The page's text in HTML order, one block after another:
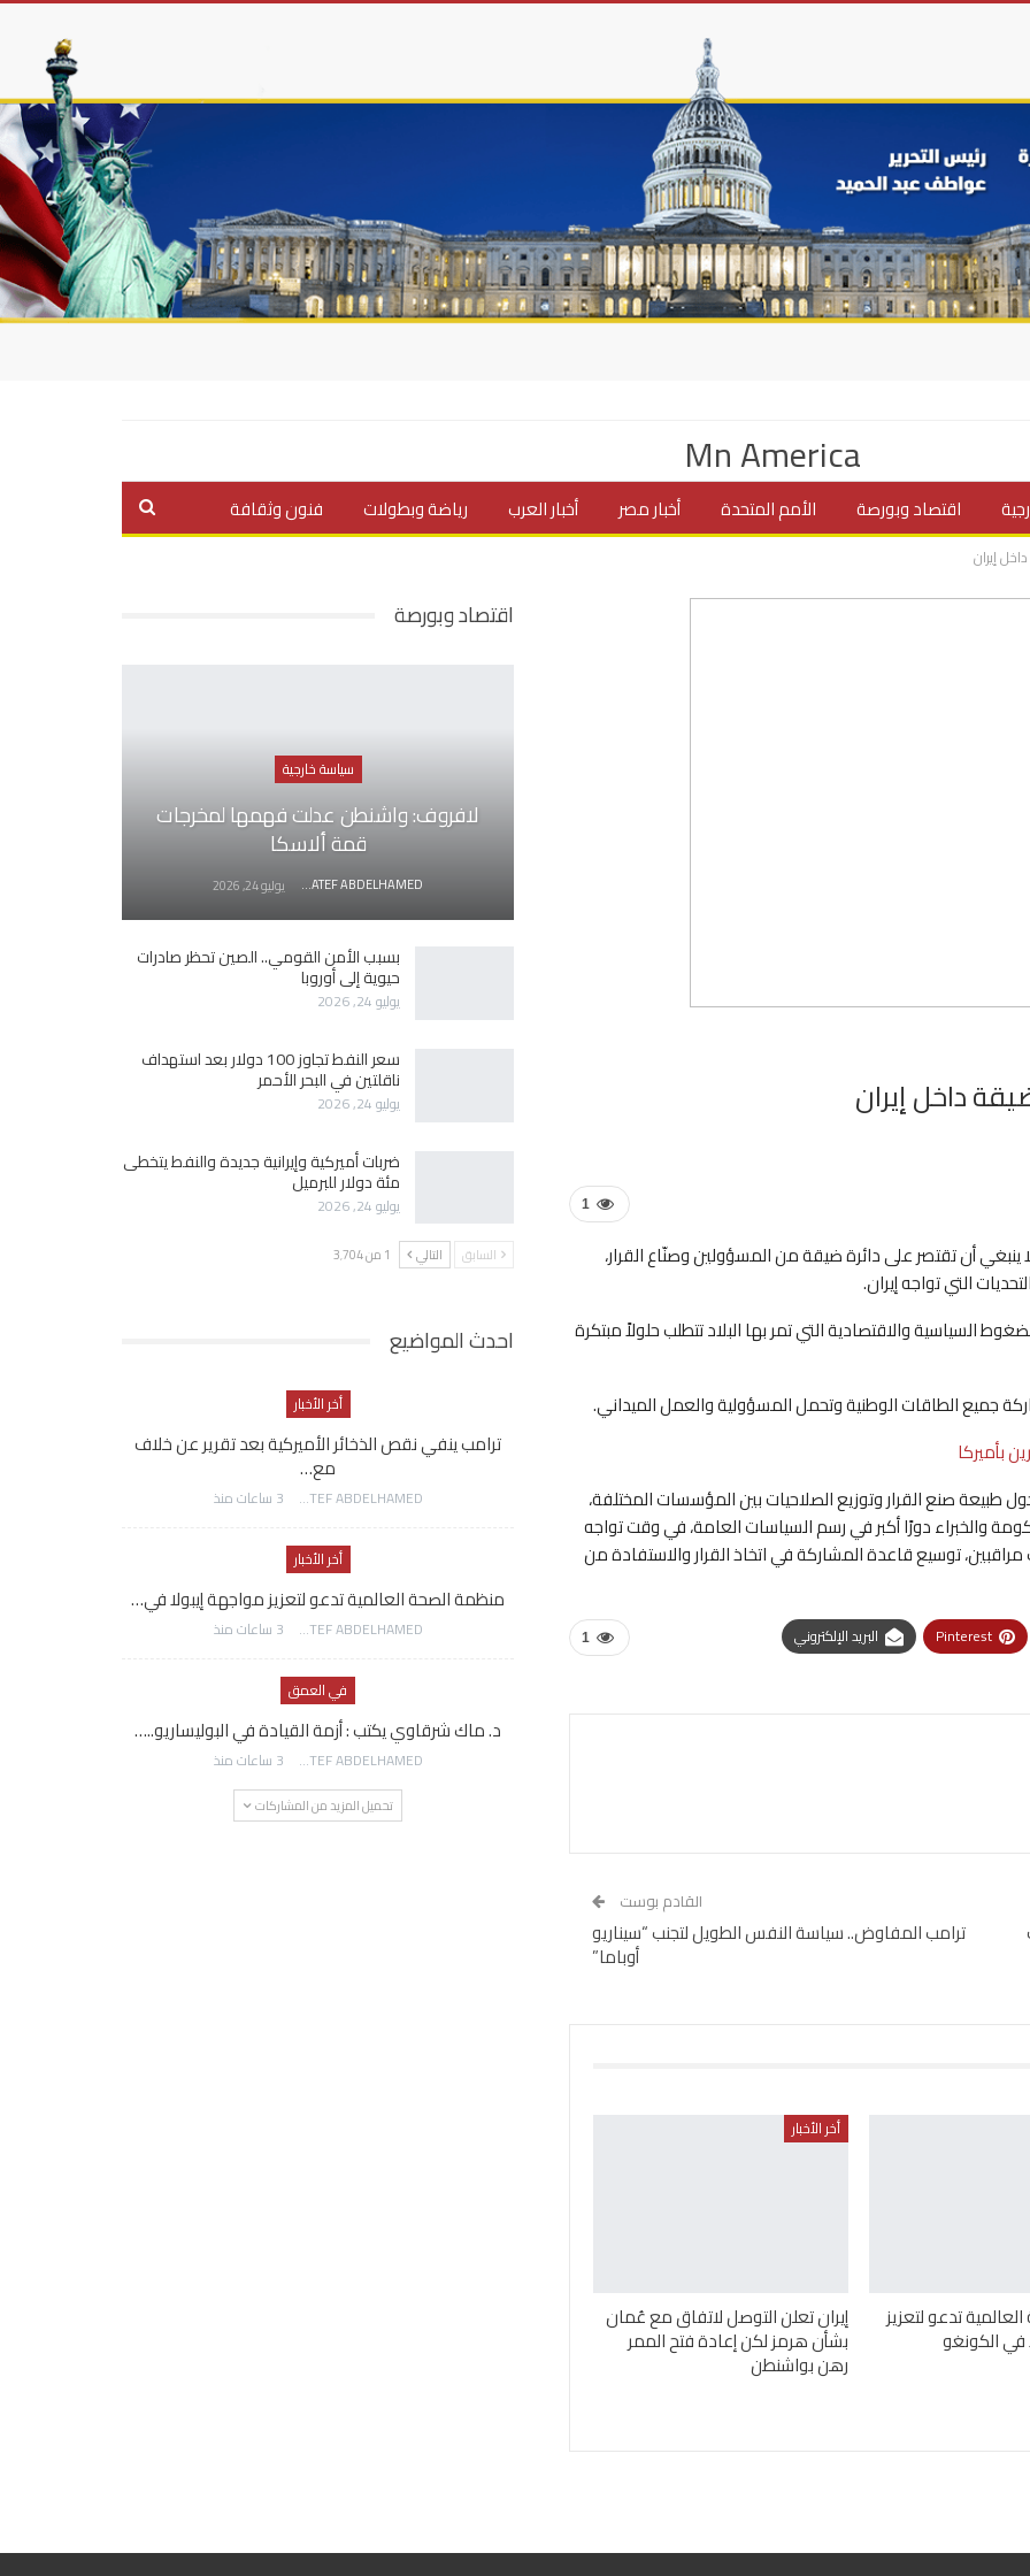
Mn America
اقتصاد وبورصة الأمم المتحدة أخبار مصر أخبار العرب رياضة وبطولات
فنون وثقافة
المنح الدراسية
إيران
داخل إيران
1
ينبغي أن تقتصر على دائرة ضيقة من المسؤولين وصنّاع القرار،
التي تواجه إيران.
السياسية والاقتصادية التي تمر بها البلاد تتطلب حلولاً مبتكرة
جميع الطاقات الوطنية وتحمل المسؤولية والعمل الميداني.
بأميركا
صنع القرار وتوزيع الصلاحيات بين المؤسسات المختلفة،
والخبراء دورًا أكبر في رسم السياسات العامة، في وقت تواجه
توسيع قاعدة المشاركة في اتخاذ القرار والاستفادة من
1 Pinterest البريد الإلكتروني
القادم بوست
ترامب المفاوض.. سياسة النفس الطويل لتجنب “سيناريو
أوباما”
تدعو لتعزيز
في الكونغو
أخر الأخبار
إيران تعلن التوصل لاتفاق مع عُمان
بشأن هرمز لكن إعادة فتح الممر
رهن بواشنطن
اقتصاد وبورصة
سياسة خارجية
لافروف: واشنطن عدلت فهمها لمخرجات
قمة ألاسكا
AWATEF ABDELHAMED يوليو 24, 2026
بسبب الأمن القومي.. الصين تحظر صادرات
حيوية إلى أوروبا
يوليو 24, 2026
سعر النفط تجاوز 100 دولار بعد استهداف
ناقلتين في البحر الأحمر
يوليو 24, 2026
ضربات أميركية وإيرانية جديدة والنفط يتخطى
مئة دولار للبرميل
يوليو 24, 2026
السابق التالي 1 من 3٬704
احدث المواضيع
أخر الأخبار
ترامب ينفي نقص الذخائر الأميركية بعد تقرير عن خلاف
مع…
AWATEF ABDELHAMED 3 ساعات منذ
أخر الأخبار
منظمة الصحة العالمية تدعو لتعزيز مواجهة إيبولا في…
AWATEF ABDELHAMED 3 ساعات منذ
في العمق
د. ماك شرقاوي يكتب : أزمة القيادة في البوليساريو..…
AWATEF ABDELHAMED 3 ساعات منذ
تحميل المزيد من المشاركات